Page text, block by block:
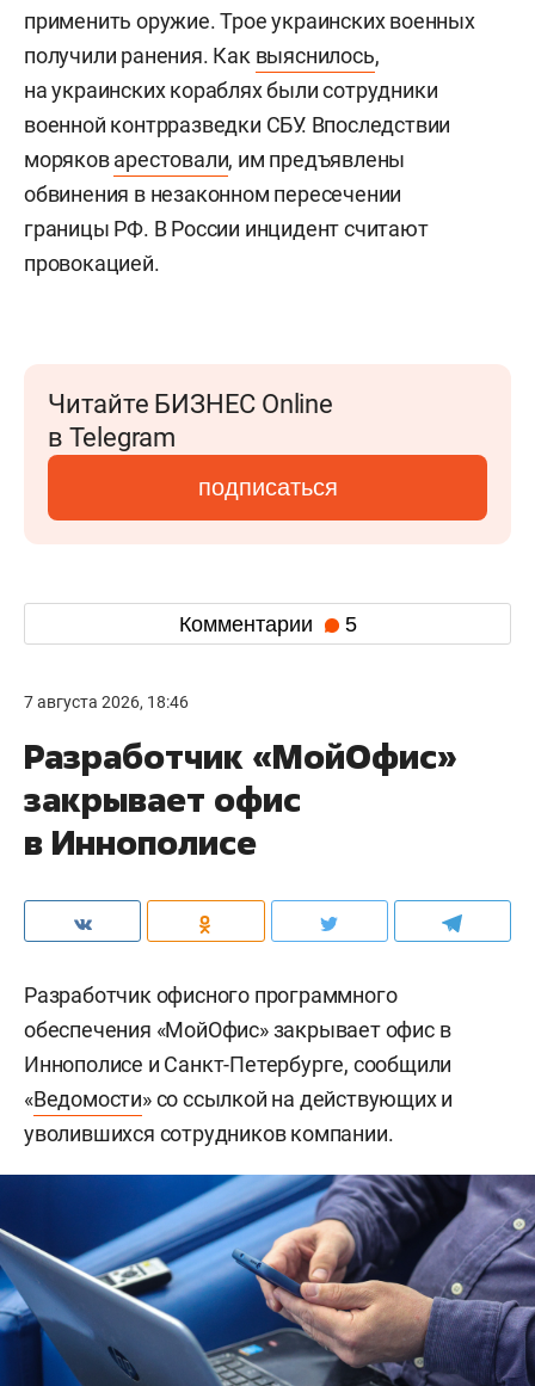
применить оружие. Трое украинских военных
получили ранения. Как выяснилось,
на украинских кораблях были сотрудники
военной контрразведки СБУ. Впоследствии
моряковарестовали, им предъявлены
обвинения в незаконном пересечении
границы РФ. В России инцидент считают
провокацией.
Читайте БИЗНЕС Online
в Telegram
подписаться
Комментарии 5
7 августа 2026, 18:46
Разработчик «МойОфис»
закрывает офис
в Иннополисе
Разработчик офисного программного
обеспечения «МойОфис» закрывает офис в
Иннополисе и Санкт-Петербурге, сообщили
«Ведомости» со ссылкой на действующих и
уволившихся сотрудников компании.